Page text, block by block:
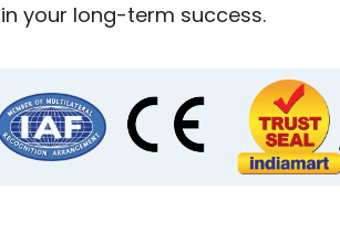
your long-term success.